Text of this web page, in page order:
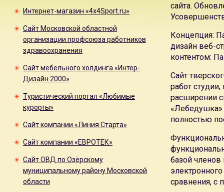
Интернет-магазин «4x4Sport.ru»
Сайт Московской областной
организации профсоюза работников
здравоохранения
Сайт мебельного холдинга «Интер-
Дизайн 2000»
Туристический портал «Любимые
курорты»
Сайт компании «Линия Старта»
Сайт компании «ЕВРОТЕК»
Сайт ОВД по Озёрскому
муниципальному району Московской
области
сайта.
Концепция:
дизайн веб-
контентом:
Сайт
работ
расширении
«Лебедушка»
полностью
базой членов
сравнения, с